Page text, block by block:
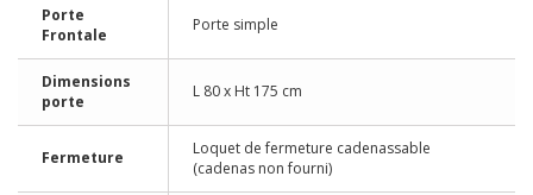
Porte
Frontale
Porte simple
Dimensions
porte
L 80 x Ht 175 cm
Fermeture
Loquet de fermeture cadenassable
(cadenas non fourni)